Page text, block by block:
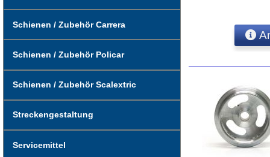
Schienen / Zubehör Carrera
Schienen / Zubehör Policar
Schienen / Zubehör Scalextric
Streckengestaltung
Servicemittel